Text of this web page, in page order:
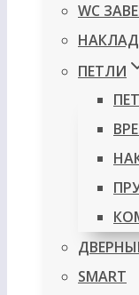
WC
ПЕТЛИ
SMART